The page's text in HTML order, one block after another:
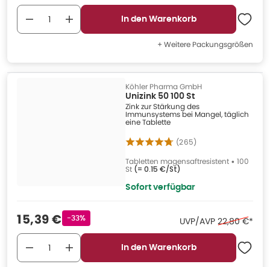
In den Warenkorb
+ Weitere Packungsgrößen
Köhler Pharma GmbH
Unizink 50 100 St
Zink zur Stärkung des
Immunsystems bei Mangel, täglich
eine Tablette
(265)
Tabletten magensaftresistent • 100
St (= 0.15 €/St)
Sofort verfügbar
Verkaufspreis
15,39 € Rabattstempel
-33% UVP/AVP Ehemaliger
22,80 €*
In den Warenkorb